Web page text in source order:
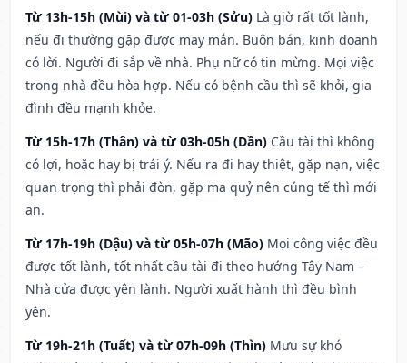
Từ 13h-15h (Mùi) và từ 01-03h (Sửu) Là giờ rất tốt lành,
nếu đi thường gặp được may mắn. Buôn bán, kinh doanh
có lời. Người đi sắp về nhà. Phụ nữ có tin mừng. Mọi việc
trong nhà đều hòa hợp. Nếu có bệnh cầu thì sẽ khỏi, gia
đình đều mạnh khỏe.
Từ 15h-17h (Thân) và từ 03h-05h (Dần) Cầu tài thì không
có lợi, hoặc hay bị trái ý. Nếu ra đi hay thiệt, gặp nạn, việc
quan trọng thì phải đòn, gặp ma quỷ nên cúng tế thì mới
an.
Từ 17h-19h (Dậu) và từ 05h-07h (Mão) Mọi công việc đều
được tốt lành, tốt nhất cầu tài đi theo hướng Tây Nam –
Nhà cửa được yên lành. Người xuất hành thì đều bình
yên.
Từ 19h-21h (Tuất) và từ 07h-09h (Thìn) Mưu sự khó